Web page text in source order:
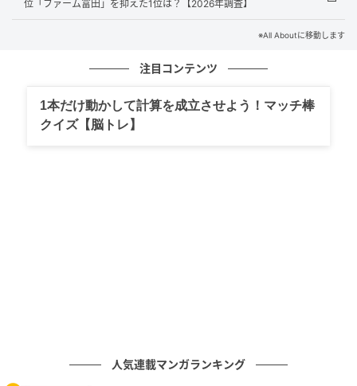
圧倒的な得票数で1位に輝いたのは、茨城県ひたちなか
市の「国営ひたち海浜公園」でした。春の代名詞とも
言える「みはらしの丘」を青一色に染め上げるネモフ
てみたいと思ったためです」（40代女性／愛知県）
位「ファーム富田」を抑えた1位は？【2026年調査】
※All Aboutに移動します
注目コンテンツ
1本だけ動かして計算を成立させよう！マッチ棒
クイズ【脳トレ】
人気連載マンガランキング